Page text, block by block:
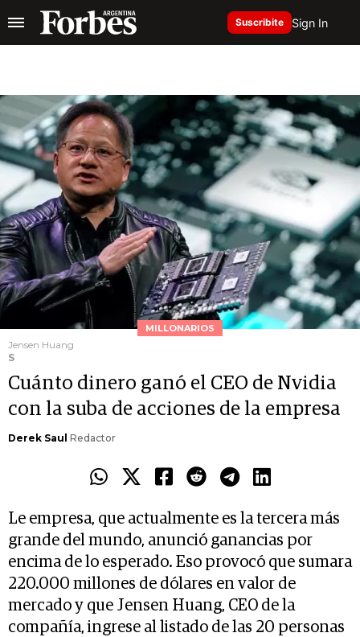
Suscribite Sign In
MILLONARIOS
Jensen Huang
S
Cuánto dinero ganó el CEO de Nvidia
con la suba de acciones de la empresa
Derek Saul Redactor
Le empresa, que actualmente es la tercera más
grande del mundo, anunció ganancias por
encima de lo esperado. Eso provocó que sumara
220.000 millones de dólares en valor de
mercado y que Jensen Huang, CEO de la
compañía, ingrese al listado de las 20 personas